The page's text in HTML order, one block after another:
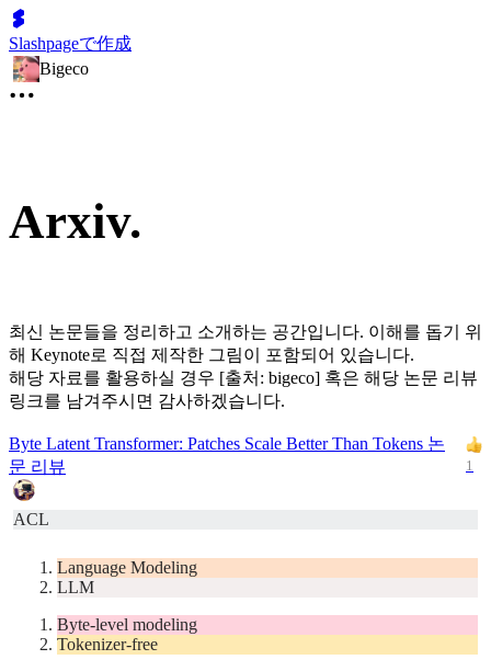
Slashpageで作成
Bigeco
Arxiv.
최신 논문들을 정리하고 소개하는 공간입니다. 이해를 돕기 위
해 Keynote로 직접 제작한 그림이 포함되어 있습니다.
해당 자료를 활용하실 경우 [출처: bigeco] 혹은 해당 논문 리뷰
링크를 남겨주시면 감사하겠습니다.
Byte Latent Transformer: Patches Scale Better Than Tokens 논
문 리뷰
1
ACL
Language Modeling
LLM
Byte-level modeling
Tokenizer-free